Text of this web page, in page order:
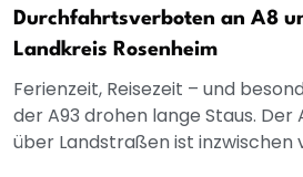
Durchfahrtsverboten an A8
Landkreis Rosenheim
Ferienzeit, Reisezeit – und
der A93 drohen lange Staus.
über Landstraßen ist inzwischen